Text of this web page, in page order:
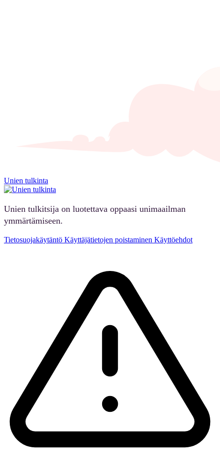
Unien tulkinta
Unien tulkitsija on luotettava oppaasi unimaailman
ymmärtämiseen.
Tietosuojakäytäntö Käyttäjätietojen poistaminen Käyttöehdot